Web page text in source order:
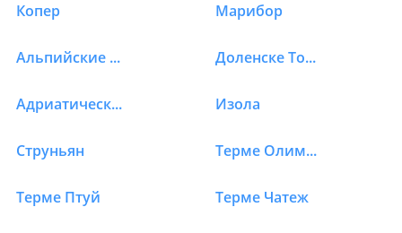
Копер Марибор
Альпийские озера Доленске Топлице
Адриатическое побережье Изола
Струньян Терме Олимия
Терме Птуй Терме Чатеж